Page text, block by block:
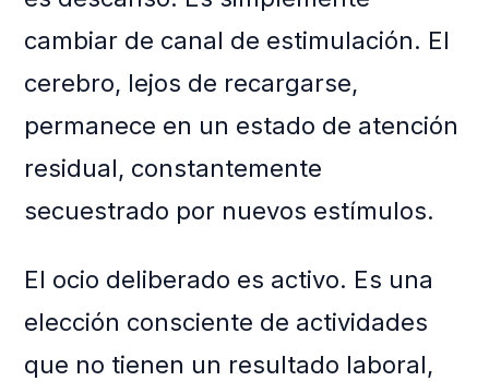
cambiar de canal de estimulación. El
cerebro, lejos de recargarse,
permanece en un estado de atención
residual, constantemente
secuestrado por nuevos estímulos.
El ocio deliberado es activo. Es una
elección consciente de actividades
que no tienen un resultado laboral,